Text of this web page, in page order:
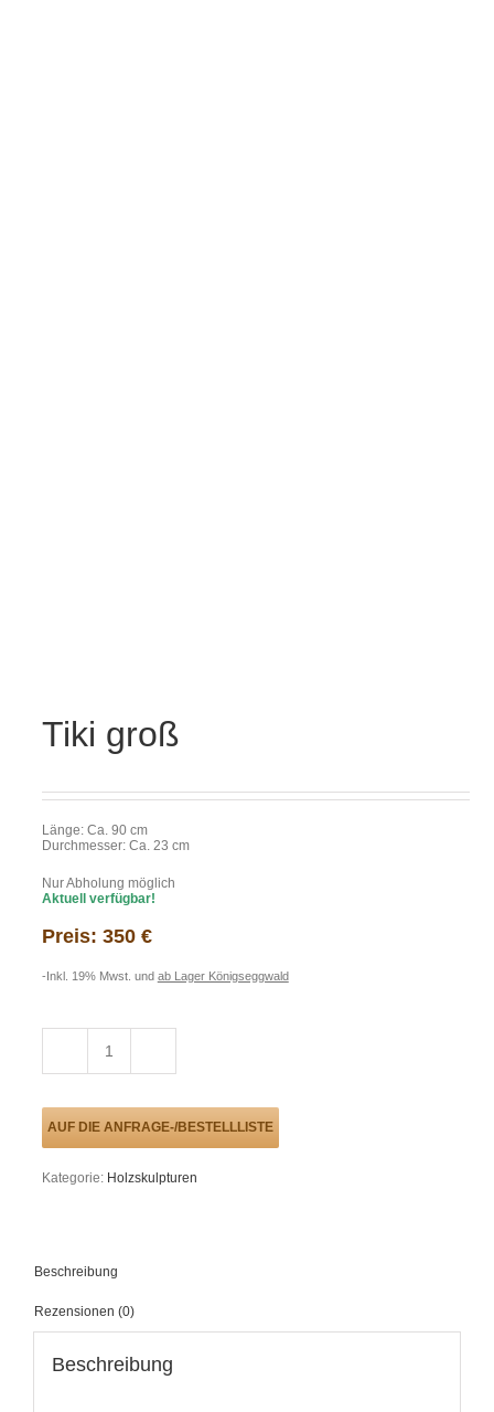
Tiki groß
Länge: Ca. 90 cm
Durchmesser: Ca. 23 cm
Nur Abholung möglich
Aktuell verfügbar!
Preis: 350 €
-Inkl. 19% Mwst. und ab Lager Königseggwald
Tiki
groß
AUF DIE ANFRAGE-/BESTELLLISTE
Kategorie: Holzskulpturen
Beschreibung
Rezensionen (0)
Beschreibung